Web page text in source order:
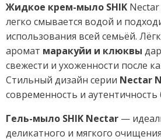
Жидкое крем-мыло SHIK
легко смывается водой и
использования всей семьёй.
аромат маракуйи и клюквы
свежести и ухоженности после
Стильный дизайн серии Nectar
современность и аутентичность
Гель-мыло SHIK Nectar —
деликатного и мягкого